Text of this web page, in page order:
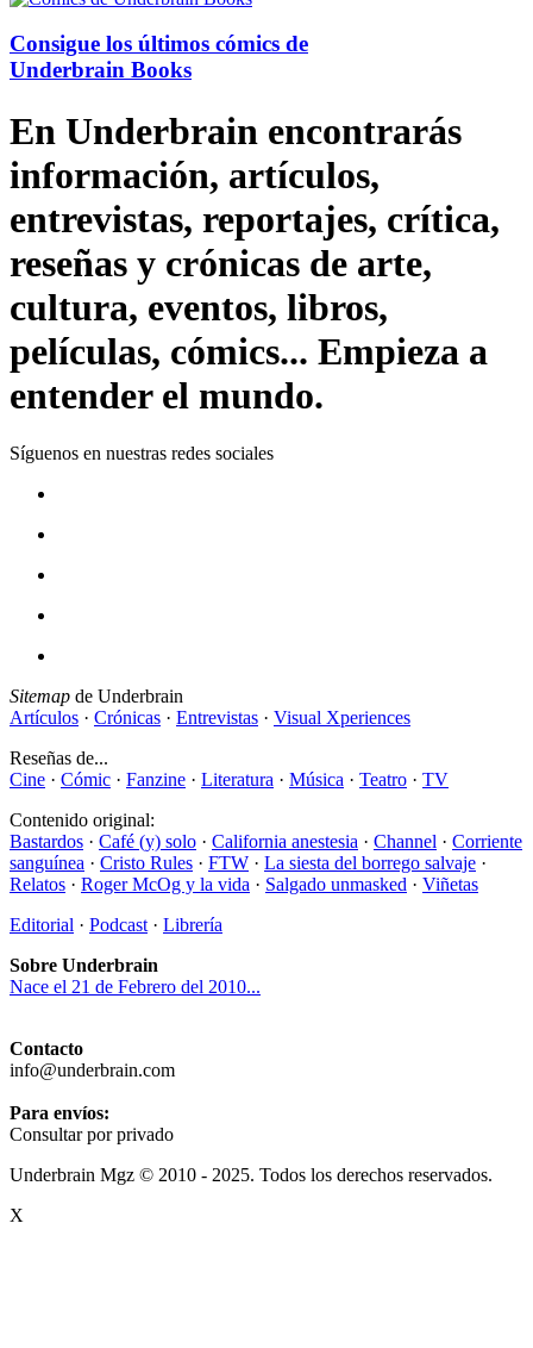
Consigue los últimos cómics de
Underbrain Books
En Underbrain encontrarás
información, artículos,
entrevistas, reportajes, crítica,
reseñas y crónicas de arte,
cultura, eventos, libros,
películas, cómics... Empieza a
entender el mundo.
Síguenos en nuestras redes sociales
Sitemap de Underbrain
Artículos · Crónicas · Entrevistas · Visual Xperiences
Reseñas de...
Cine · Cómic · Fanzine · Literatura · Música · Teatro · TV
Contenido original:
Bastardos · Café (y) solo · California anestesia · Channel · Corriente
sanguínea · Cristo Rules · FTW · La siesta del borrego salvaje ·
Relatos · Roger McOg y la vida · Salgado unmasked · Viñetas
Editorial · Podcast · Librería
Sobre Underbrain
Nace el 21 de Febrero del 2010...
Contacto
info@underbrain.com
Para envíos:
Consultar por privado
Underbrain Mgz © 2010 - 2025. Todos los derechos reservados.
X